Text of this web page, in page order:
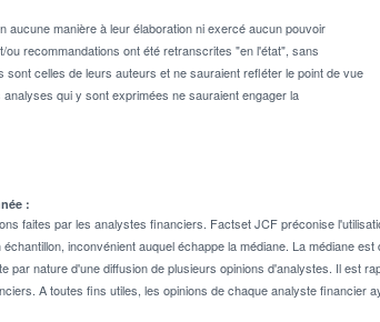
aucune manière à leur élaboration ni exercé aucun pouvoir
recommandations ont été retranscrites "en l'état", sans
celles de leurs auteurs et ne sauraient refléter le point de vue
qui y sont exprimées ne sauraient engager la
:
faites par les analystes financiers. Factset JCF préconise
inconvénient auquel échappe la médiane. La médiane
nature d'une diffusion de plusieurs opinions d'analystes. Il est
A toutes fins utiles, les opinions de chaque analyste financier